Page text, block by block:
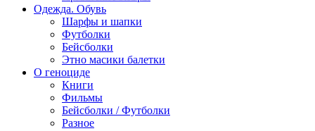
Одежда. Обувь
Шарфы и шапки
Футболки
Бейсболки
Этно масики балетки
О геноциде
Книги
Фильмы
Бейсболки / Футболки
Разное